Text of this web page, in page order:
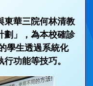
東華三院何林清教
劃」，為本校確診
學生透過系統化
功能等技巧。